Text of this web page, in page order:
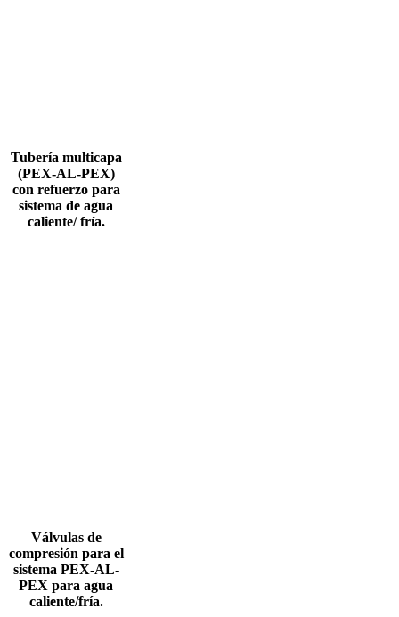
Tubería multicapa
(PEX-AL-PEX)
con refuerzo para
sistema de agua
caliente/ fría.
Válvulas de
compresión para el
sistema PEX-AL-
PEX para agua
caliente/fría.